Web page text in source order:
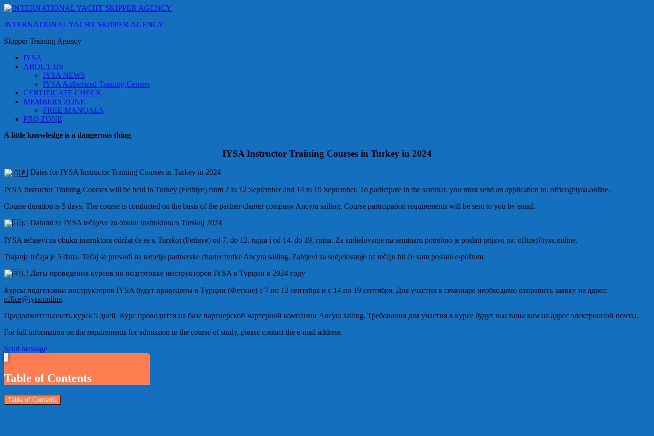
Skip
content
Enter)
INTERNATIONAL YACHT SKIPPER AGENCY
Skipper Training Agency
IYSA
ABOUT US
IYSA NEWS
IYSA Authorized Training Centers
CERTIFICATE CHECK
MEMBERS ZONE
FREE MANUALS
PRO ZONE
A little knowledge is a dangerous thing
IYSA Instructor Training Courses in Turkey in 2024
Dates for IYSA Instructor Training Courses in Turkey in 2024
IYSA Instructor Training Courses will be held in Turkey (Fethiye) from 7 to 12 September and 14 to 19 September. To participate in the seminar, you must send an application to: office@iysa.online.
Course duration is 5 days. The course is conducted on the basis of the partner charter company Ancyra sailing. Course participation requirements will be sent to you by email.
Datumi za IYSA tečajeve za obuku instruktora u Turskoj 2024
IYSA tečajevi za obuku instruktora održat će se u Turskoj (Fethiye) od 7. do 12. rujna i od 14. do 19. rujna. Za sudjelovanje na seminaru potrebno je poslati prijavu na: office@iysa.online.
Trajanje tečaja je 5 dana. Tečaj se provodi na temelju partnerske charter tvrtke Ancyra sailing. Zahtjevi za sudjelovanje na tečaju bit će vam poslani e-poštom.
Даты проведения курсов по подготовке инструкторов IYSA в Турции в 2024 году
Курсы подготовки инструкторов IYSA будут проведены в Турции (Фетхие) с 7 по 12 сентября и с 14 по 19 сентября. Для участия в семинаре необходимо отправить заявку на адрес:
office@iysa.online.
Продолжительность курса 5 дней. Курс проводится на базе партнерской чартерной компании Ancyra sailing. Требования для участия в курсе будут высланы вам на адрес электронной почты.
For full information on the requirements for admission to the course of study, please contact the e-mail address.
Send message
×
Table of Contents
Table of Contents